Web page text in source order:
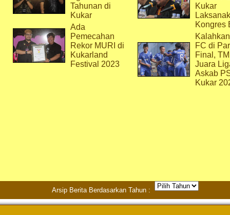
Tahunan di
Kukar
Ada
Pemecahan
Rekor MURI di
Kukarland
Festival 2023
Kukar
Kongres
FC di
Final,
Juara
Askab
Kukar
Arsip Berita Berdasarkan Tahun :